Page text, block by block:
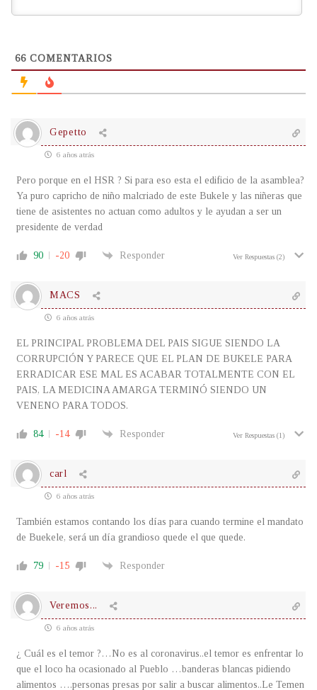
66 COMENTARIOS
Gepetto
6 años atrás
Pero porque en el HSR ? Si para eso esta el edificio de la asamblea?
Ya puro capricho de niño malcriado de este Bukele y las niñeras que
tiene de asistentes no actuan como adultos y le ayudan a ser un
presidente de verdad
90 -20 Responder Ver Respuestas (2)
MACS
6 años atrás
EL PRINCIPAL PROBLEMA DEL PAIS SIGUE SIENDO LA
CORRUPCIÓN Y PARECE QUE EL PLAN DE BUKELE PARA
ERRADICAR ESE MAL ES ACABAR TOTALMENTE CON EL
PAIS, LA MEDICINA AMARGA TERMINÓ SIENDO UN
VENENO PARA TODOS.
84 -14 Responder Ver Respuestas (1)
carl
6 años atrás
También estamos contando los días para cuando termine el mandato
de Buekele, será un día grandioso quede el que quede.
79 -15 Responder
Veremos...
6 años atrás
¿ Cuál es el temor ?…No es al coronavirus..el temor es enfrentar lo
que el loco ha ocasionado al Pueblo …banderas blancas pidiendo
alimentos ….personas presas por salir a buscar alimentos..Le Temen